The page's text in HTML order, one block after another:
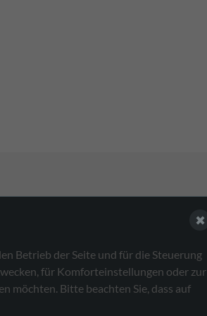
Links
Datenschutz
Datenschutz-Einstellungen
Impressum
Betrieb der Seite und für die Steuerung
für Komforteinstellungen oder zur
möchten. Bitte beachten Sie, dass auf
✖